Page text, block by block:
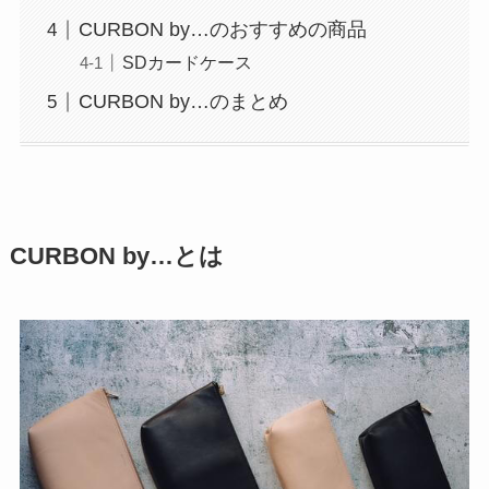
CURBON by…のおすすめの商品
SDカードケース
CURBON by…のまとめ
CURBON by…とは